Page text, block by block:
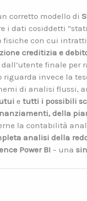
corretto modello di
i dati cosiddetti
fisiche con cui
creditizia e
finale per
invece la
di analisi flussi,
e tutti i possibili
della
la contabilità
analisi della
Power BI – una